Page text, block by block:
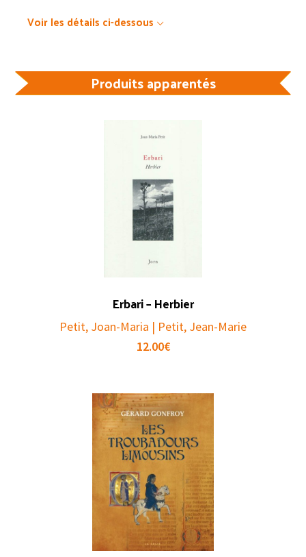
Voir les détails ci-dessous
Produits apparentés
Erbari – Herbier
Petit, Joan-Maria | Petit, Jean-Marie
12.00€